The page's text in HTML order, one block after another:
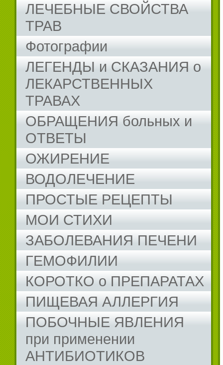
ЛЕЧЕБНЫЕ СВОЙСТВА
ТРАВ
Фотографии
ЛЕГЕНДЫ и СКАЗАНИЯ о
ЛЕКАРСТВЕННЫХ
ТРАВАХ
ОБРАЩЕНИЯ больных и
ОТВЕТЫ
ОЖИРЕНИЕ
ВОДОЛЕЧЕНИЕ
ПРОСТЫЕ РЕЦЕПТЫ
МОИ СТИХИ
ЗАБОЛЕВАНИЯ ПЕЧЕНИ
ГЕМОФИЛИИ
КОРОТКО о ПРЕПАРАТАХ
ПИЩЕВАЯ АЛЛЕРГИЯ
ПОБОЧНЫЕ ЯВЛЕНИЯ
при применении
АНТИБИОТИКОВ